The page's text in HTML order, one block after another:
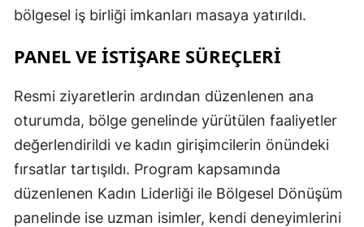
bölgesel iş birliği imkanları masaya yatırıldı.
PANEL VE İSTİŞARE SÜREÇLERİ
Resmi ziyaretlerin ardından düzenlenen ana
oturumda, bölge genelinde yürütülen faaliyetler
değerlendirildi ve kadın girişimcilerin önündeki
fırsatlar tartışıldı. Program kapsamında
düzenlenen Kadın Liderliği ile Bölgesel Dönüşüm
panelinde ise uzman isimler, kendi deneyimlerini